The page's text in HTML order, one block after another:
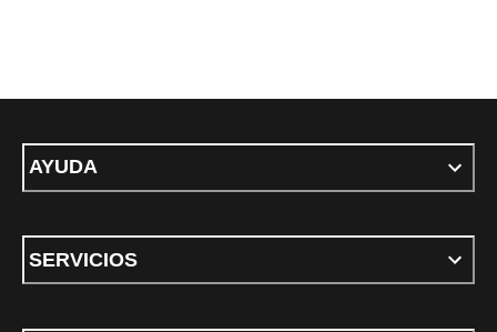
AYUDA
SERVICIOS